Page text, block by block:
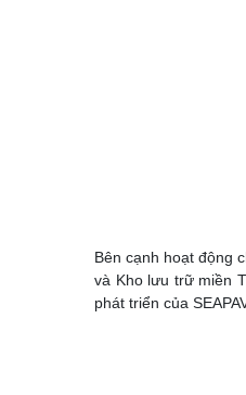
Bên cạnh hoạt động
và Kho lưu trữ miền
phát triển của